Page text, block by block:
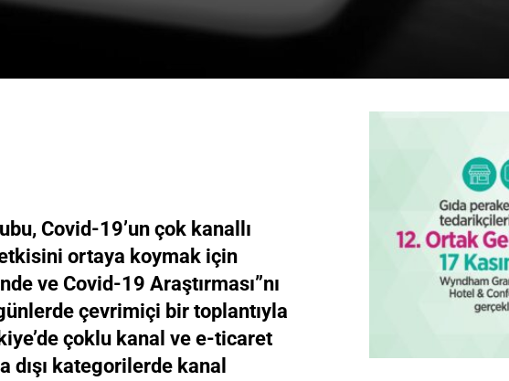
Covid-19’un çok kanallı
ortaya koymak için
ve Covid-19 Araştırması”nı
çevrimiçi bir toplantıyla
çoklu kanal ve e-ticaret
dışı kategorilerde kanal